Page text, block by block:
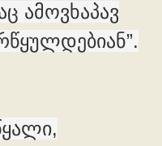
ამოვხაპავ